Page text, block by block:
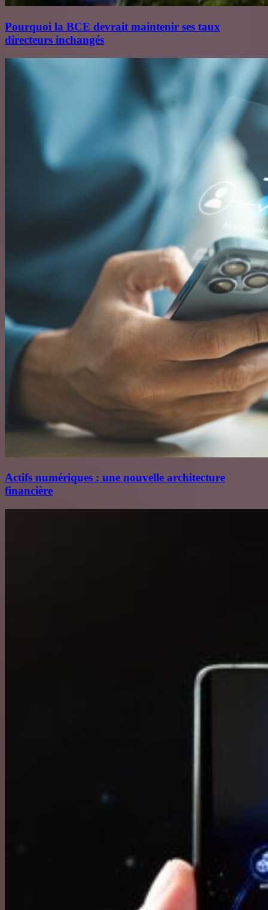
Pourquoi la BCE devrait maintenir ses taux
directeurs inchangés
Actifs numériques : une nouvelle architecture
financière